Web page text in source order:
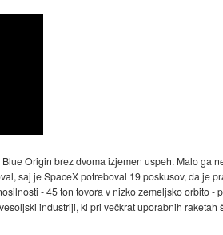
Origin brez dvoma izjemen uspeh. Malo ga
saj je SpaceX potreboval 19 poskusov, da je
- 45 ton tovora v nizko zemeljsko orbito
industriji, ki pri večkrat uporabnih